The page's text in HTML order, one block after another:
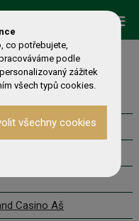
€
Casino Aš
co potřebujete,
podle
zážitek
všech typů cookies.